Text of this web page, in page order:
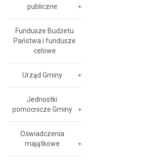
publiczne
Fundusze Budżetu
Państwa i fundusze
celowe
Urząd Gminy
Jednostki
pomocnicze Gminy
Oświadczenia
majątkowe